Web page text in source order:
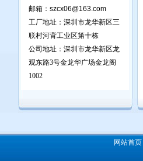
邮箱： szcx06@163.com
工厂地址：深圳市龙华新区三
联村河背工业区第十栋
公司地址：深圳市龙华新区龙
观东路3号金龙华广场金龙阁
1002
网站首页|